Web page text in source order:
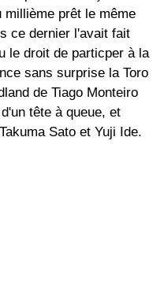
millième prêt le même
ce dernier l'avait fait
le droit de particper à la
sans surprise la Toro
de Tiago Monteiro
tête à queue, et
Sato et Yuji Ide.